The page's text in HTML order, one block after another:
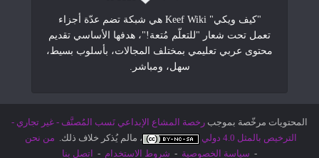
"كيف ويكي" Keef Wiki هي شبكة تضم عدّة أجزاء
تعمل تحت شعار "للتعلّم مُتعة!"، هدفها الأساسي تقديم
محتوى عربي تعليمي بمختلف المجالات، بأسلوب بسيط،
سهل، ومباشر.
المحتويات مرخّصة بموجب رخصة المشاع الإبداعي نَسب المُصنَّف - غير تجاري -
الترخيص بالمثل 4.0 دولي
، مالم يُذكر خلاف ذلك. من نحن
- سياسة الخصوصية - شروط الاستخدام - اتصل بنا